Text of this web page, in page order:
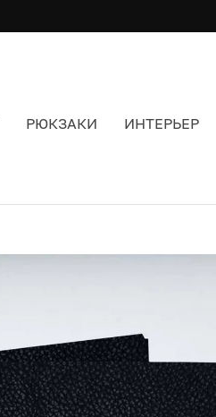
РЮКЗАКИ ИНТЕРЬЕР